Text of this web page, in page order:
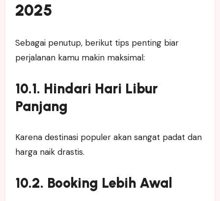
2025
Sebagai penutup, berikut tips penting biar
perjalanan kamu makin maksimal:
10.1. Hindari Hari Libur
Panjang
Karena destinasi populer akan sangat padat dan
harga naik drastis.
10.2. Booking Lebih Awal